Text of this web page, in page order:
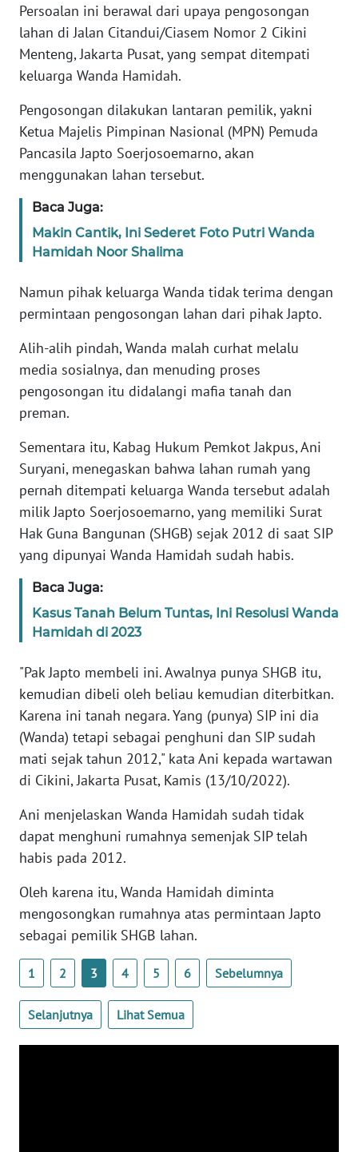
Persoalan ini berawal dari upaya pengosongan
lahan di Jalan Citandui/Ciasem Nomor 2 Cikini
Menteng, Jakarta Pusat, yang sempat ditempati
keluarga Wanda Hamidah.
Pengosongan dilakukan lantaran pemilik, yakni
Ketua Majelis Pimpinan Nasional (MPN) Pemuda
Pancasila Japto Soerjosoemarno, akan
menggunakan lahan tersebut.
Baca Juga:
Makin Cantik, Ini Sederet Foto Putri Wanda
Hamidah Noor Shalima
Namun pihak keluarga Wanda tidak terima dengan
permintaan pengosongan lahan dari pihak Japto.
Alih-alih pindah, Wanda malah curhat melalu
media sosialnya, dan menuding proses
pengosongan itu didalangi mafia tanah dan
preman.
Sementara itu, Kabag Hukum Pemkot Jakpus, Ani
Suryani, menegaskan bahwa lahan rumah yang
pernah ditempati keluarga Wanda tersebut adalah
milik Japto Soerjosoemarno, yang memiliki Surat
Hak Guna Bangunan (SHGB) sejak 2012 di saat SIP
yang dipunyai Wanda Hamidah sudah habis.
Baca Juga:
Kasus Tanah Belum Tuntas, Ini Resolusi Wanda
Hamidah di 2023
"Pak Japto membeli ini. Awalnya punya SHGB itu,
kemudian dibeli oleh beliau kemudian diterbitkan.
Karena ini tanah negara. Yang (punya) SIP ini dia
(Wanda) tetapi sebagai penghuni dan SIP sudah
mati sejak tahun 2012," kata Ani kepada wartawan
di Cikini, Jakarta Pusat, Kamis (13/10/2022).
Ani menjelaskan Wanda Hamidah sudah tidak
dapat menghuni rumahnya semenjak SIP telah
habis pada 2012.
Oleh karena itu, Wanda Hamidah diminta
mengosongkan rumahnya atas permintaan Japto
sebagai pemilik SHGB lahan.
1 2 3 4 5 6 Sebelumnya
Selanjutnya Lihat Semua
PEDOMAN
MEDIA
SIBER
KARIR
DISCLAIMER
Regional
WN
SUMUT
WN
JAKARTA
WN
WN
BANTEN
WN
NTT
WN
WN
PAPUA
BARAT
WN
WN
SERAMBI
WN
JAMBI
WN
SULTRA
WN
NTB